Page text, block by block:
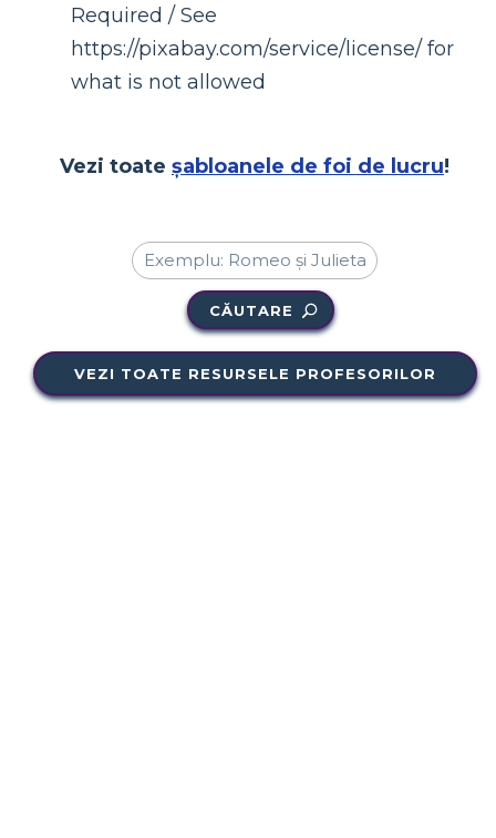
Required / See
https://pixabay.com/service/license/ for
what is not allowed
Vezi toate șabloanele de foi de lucru!
CĂUTARE
VEZI TOATE RESURSELE PROFESORILOR